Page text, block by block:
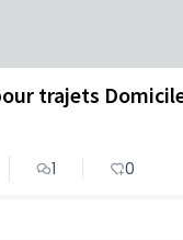
trajets
1 0